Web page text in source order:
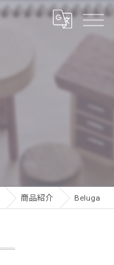
商品紹介 Beluga